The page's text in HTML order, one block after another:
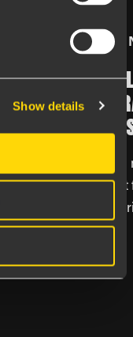
Show details
25 juni 2026 |
NY
Producerar
utan att riktigt
är inte alltid
finns svaret...
Läs mer